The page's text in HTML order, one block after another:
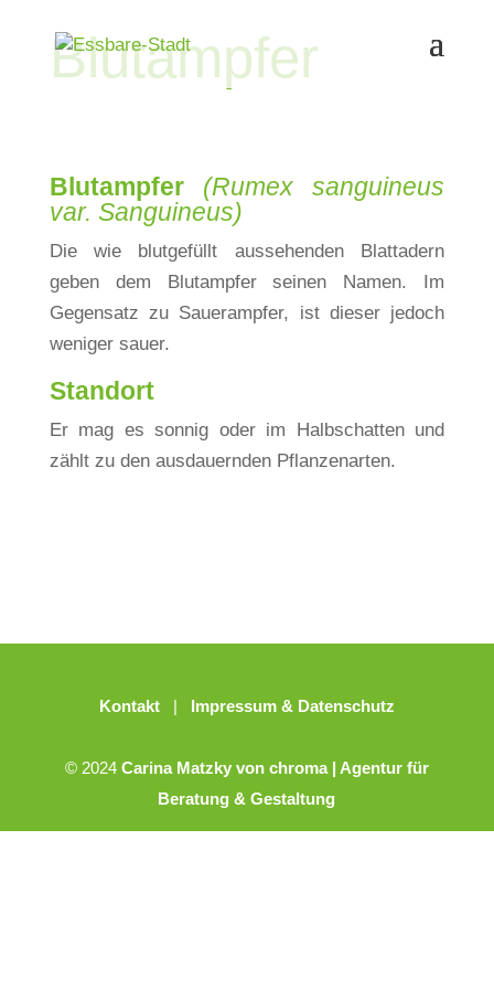
Blut­ampfer
Blutampfer
(Rumex sanguineus
var. Sanguineus)
Die wie blutgefüllt aussehenden Blattadern
geben dem Blutampfer seinen Namen. Im
Gegensatz zu Sauerampfer, ist dieser jedoch
weniger sauer.
Standort
Er mag es sonnig oder im Halbschatten und
zählt zu den ausdauernden Pflanzenarten.
Kontakt | Impressum & Datenschutz
© 2024 Carina Matzky von chroma | Agentur für
Beratung & Gestaltung